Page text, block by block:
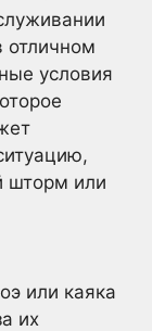
отличном
условия
шторм или
или каяка
их